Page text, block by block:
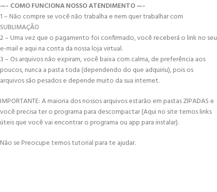
—- COMO FUNCIONA NOSSO ATENDIMENTO —-
1 – Não compre se você não trabalha e nem quer trabalhar com
SUBLIMAÇÃO
2 – Uma vez que o pagamento foi confirmado, você receberá o link no seu
e-mail e aqui na conta da nossa loja virtual.
3 – Os arquivos não expiram, você baixa com calma, de preferência aos
poucos, nunca a pasta toda (dependendo do que adquiriu), pois os
arquivos são pesados e depende muito da sua internet.
IMPORTANTE: A maioria dos nossos arquivos estarão em pastas ZIPADAS e
você precisa ter o programa para descompactar (Aqui no site temos links
úteis que você vai encontrar o programa ou app para instalar).
Não se Preocupe temos tutorial para te ajudar.